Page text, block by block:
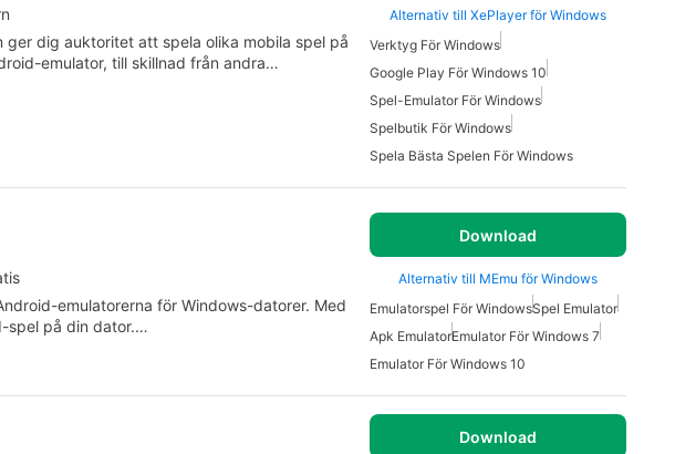
Alternativ till XePlayer för Windows
dig auktoritet att spela olika mobila spel på
emulator, till skillnad från andra…
Verktyg För Windows
Google Play För Windows 10
Spel-Emulator För Windows
Spelbutik För Windows
Spela Bästa Spelen För Windows
Download
Alternativ till MEmu för Windows
emulatorerna för Windows-datorer. Med
spel på din dator.…
Emulatorspel För WindowsSpel Emulator
Apk EmulatorEmulator För Windows 7
Emulator För Windows 10
Download